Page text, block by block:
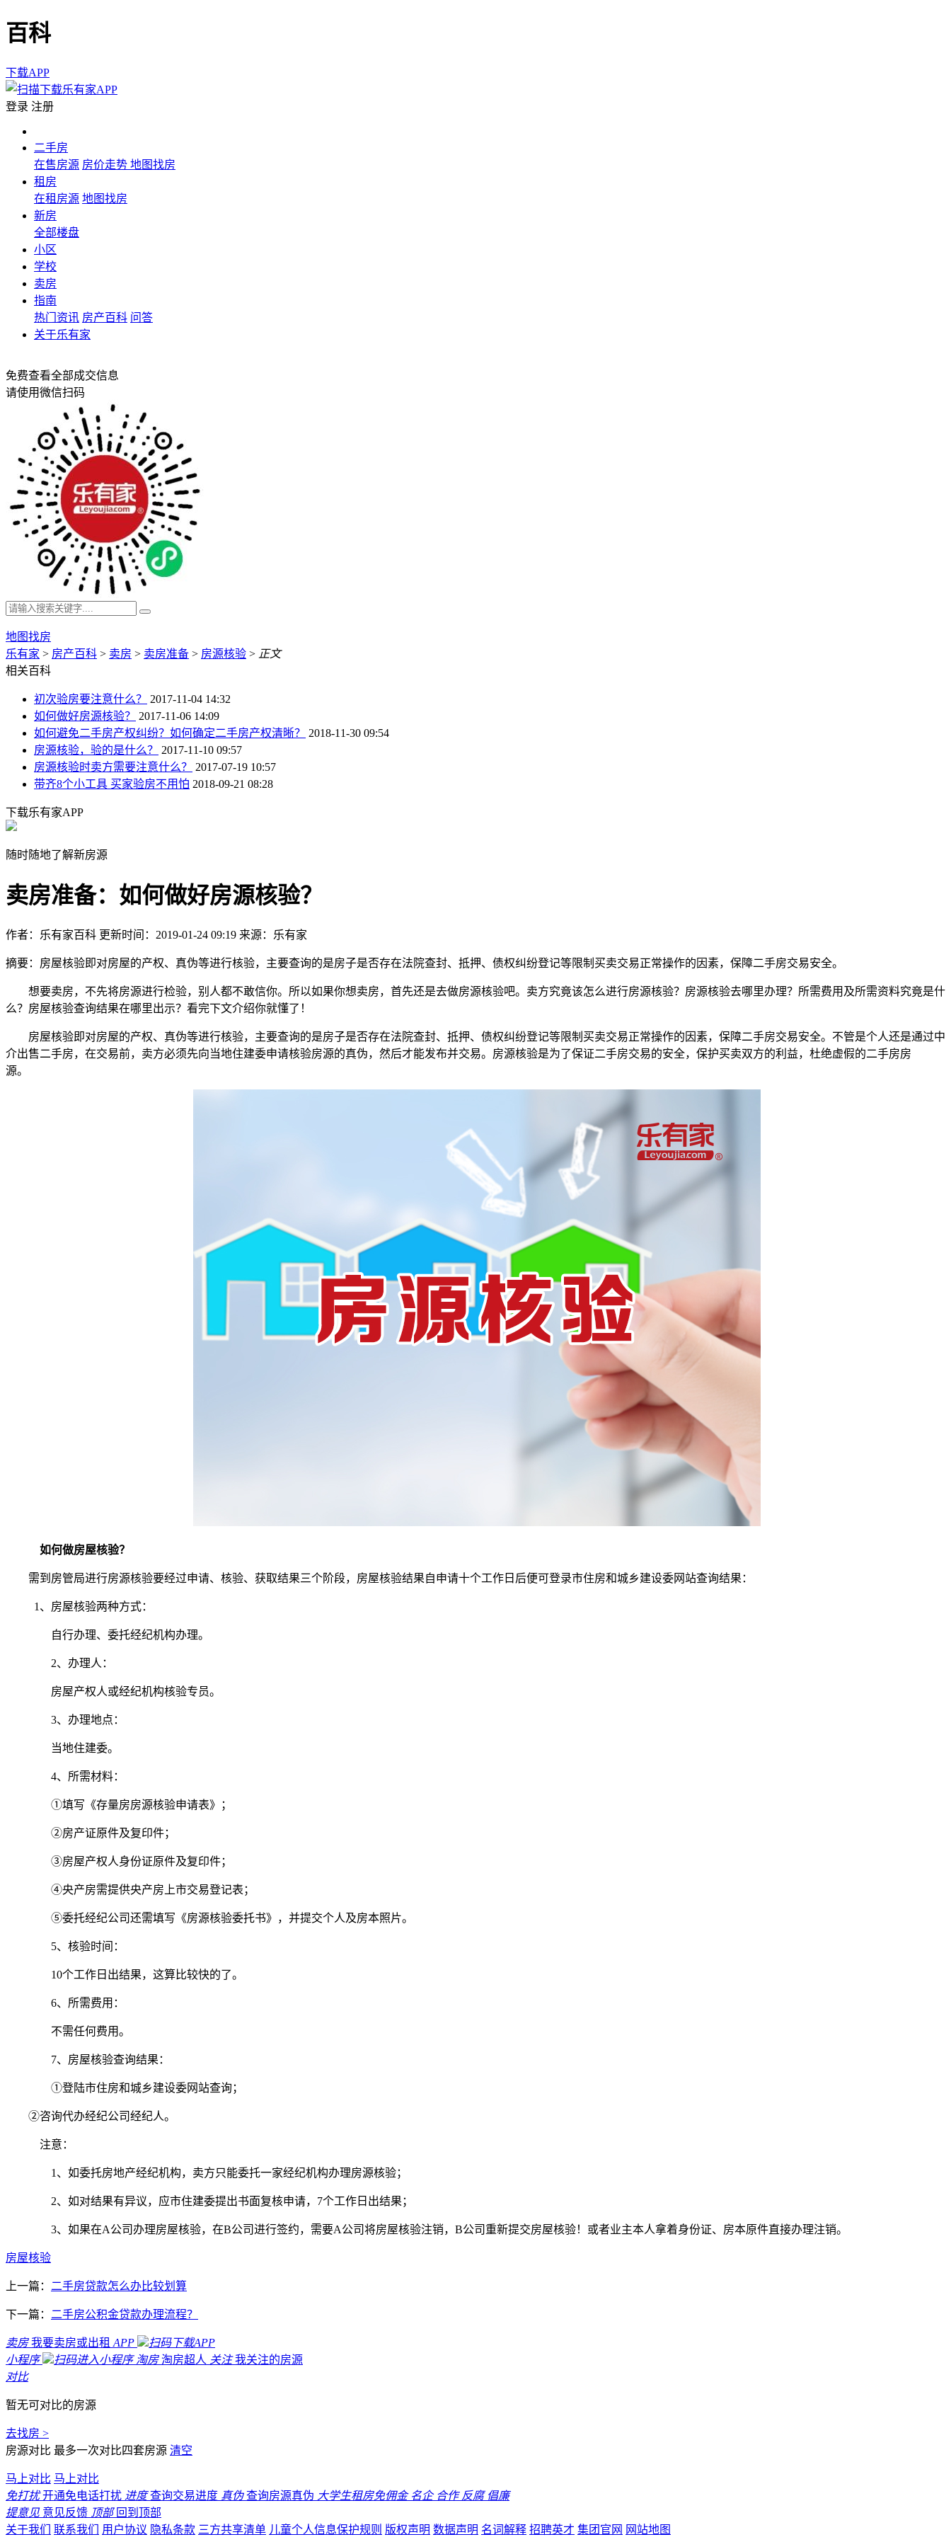
百科
下载APP
登录 注册
二手房
在售房源 房价走势 地图找房
租房
在租房源 地图找房
新房
全部楼盘
小区
学校
卖房
指南
热门资讯 房产百科 问答
关于乐有家
免费查看全部成交信息
请使用微信扫码
地图找房
乐有家 > 房产百科 > 卖房 > 卖房准备 > 房源核验 > 正文
相关百科
初次验房要注意什么？
2017-11-04 14:32
如何做好房源核验？
2017-11-06 14:09
如何避免二手房产权纠纷？如何确定二手房产权清晰？
2018-11-30 09:54
房源核验，验的是什么？
2017-11-10 09:57
房源核验时卖方需要注意什么？
2017-07-19 10:57
带齐8个小工具 买家验房不用怕 2018-09-21 08:28
下载乐有家APP
随时随地了解新房源
卖房准备：如何做好房源核验？
作者：乐有家百科 更新时间：2019-01-24 09:19 来源：乐有家
摘要： 房屋核验即对房屋的产权、真伪等进行核验，主要查询的是房子是否存在法院查封、抵押、债权纠纷登记等限制买卖交易正常操作的因素，保障二手房交易安全。
想要卖房，不先将房源进行检验，别人都不敢信你。所以如果你想卖房，首先还是去做房源核验吧。卖方究竟该怎么进行房源核验？房源核验去哪里办理？所需费用及所需资料究竟是什
么？房屋核验查询结果在哪里出示？看完下文介绍你就懂了！
房屋核验即对房屋的产权、真伪等进行核验，主要查询的是房子是否存在法院查封、抵押、债权纠纷登记等限制买卖交易正常操作的因素，保障二手房交易安全。不管是个人还是通过中
介出售二手房，在交易前，卖方必须先向当地住建委申请核验房源的真伪，然后才能发布并交易。房源核验是为了保证二手房交易的安全，保护买卖双方的利益，杜绝虚假的二手房房
源。
如何做房屋核验？
需到房管局进行房源核验要经过申请、核验、获取结果三个阶段，房屋核验结果自申请十个工作日后便可登录市住房和城乡建设委网站查询结果：
1、房屋核验两种方式：
自行办理、委托经纪机构办理。
2、办理人：
房屋产权人或经纪机构核验专员。
3、办理地点：
当地住建委。
4、所需材料：
①填写《存量房房源核验申请表》；
②房产证原件及复印件；
③房屋产权人身份证原件及复印件；
④央产房需提供央产房上市交易登记表；
⑤委托经纪公司还需填写《房源核验委托书》，并提交个人及房本照片。
5、核验时间：
10个工作日出结果，这算比较快的了。
6、所需费用：
不需任何费用。
7、房屋核验查询结果：
①登陆市住房和城乡建设委网站查询；
②咨询代办经纪公司经纪人。
注意：
1、如委托房地产经纪机构，卖方只能委托一家经纪机构办理房源核验；
2、如对结果有异议，应市住建委提出书面复核申请，7个工作日出结果；
3、如果在A公司办理房屋核验，在B公司进行签约，需要A公司将房屋核验注销，B公司重新提交房屋核验！或者业主本人拿着身份证、房本原件直接办理注销。
房屋核验
上一篇： 二手房贷款怎么办比较划算
下一篇： 二手房公积金贷款办理流程？
卖房 我要卖房或出租 APP
扫码下载APP
小程序
扫码进入小程序 淘房 淘房超人 关注 我关注的房源
对比
暂无可对比的房源
去找房 >
房源对比 最多一次对比四套房源 清空
马上对比 马上对比
免打扰 开通免电话打扰 进度 查询交易进度 真伪 查询房源真伪 大学生租房免佣金 名企 合作 反腐 倡廉
提意见 意见反馈 顶部 回到顶部
关于我们
联系我们 用户协议 隐私条款 三方共享清单 儿童个人信息保护规则 版权声明 数据声明 名词解释 招聘英才 集团官网 网站地图